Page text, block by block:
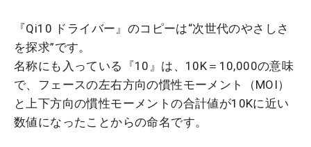
『Qi10 ドライバー』のコピーは“次世代のやさしさ
を探求”です。
名称にも入っている『10』は、10K＝10,000の意味
で、フェースの左右方向の慣性モーメント（MOI）
と上下方向の慣性モーメントの合計値が10Kに近い
数値になったことからの命名です。